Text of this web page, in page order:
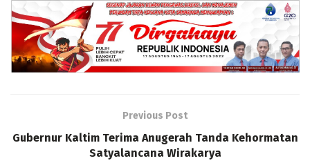
Previous Post
Gubernur Kaltim Terima Anugerah Tanda Kehormatan
Satyalancana Wirakarya